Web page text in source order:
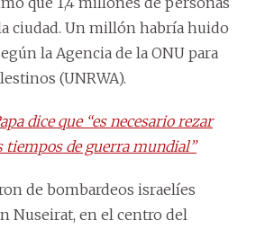
ciudad. Un millón habría huido
la Agencia de la ONU para
(UNRWA).
dice que “es necesario rezar
tiempos de guerra mundial”
de bombardeos israelíes
Nuseirat, en el centro del